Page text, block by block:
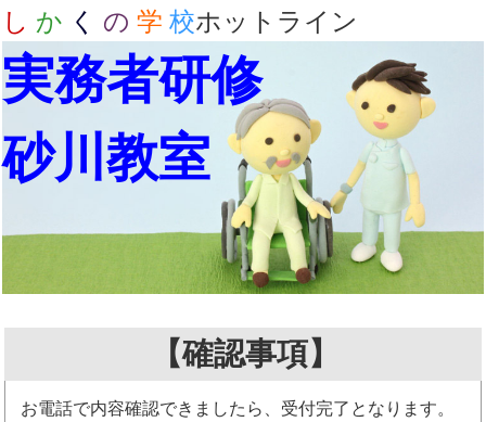
し か く の 学 校ホットライン
実務者研修
砂川教室
【確認事項】
お電話で内容確認できましたら、受付完了となります。